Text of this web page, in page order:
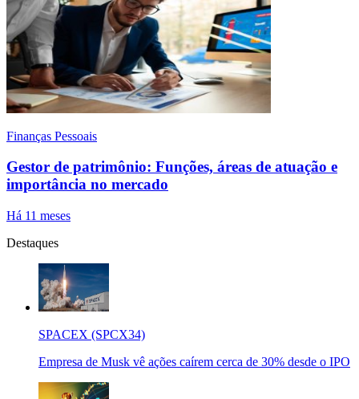
Finanças Pessoais
Gestor de patrimônio: Funções, áreas de atuação e
importância no mercado
Há 11 meses
Destaques
SPACEX (SPCX34)
Empresa de Musk vê ações caírem cerca de 30% desde o IPO